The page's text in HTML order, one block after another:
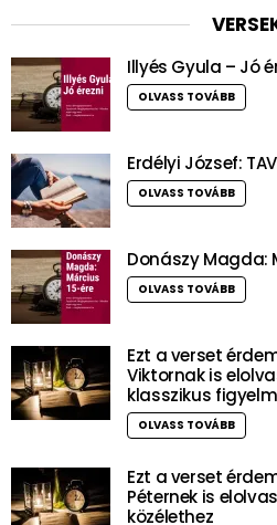
Illyés Gyula – Jó
OLVASS TOVÁBB
Erdélyi József:
OLVASS TOVÁBB
Donászy Magda:
OLVASS TOVÁBB
Ezt a verset
Viktornak is
klasszikus
OLVASS TOVÁBB
Ezt a verset
Péternek is
közélethez